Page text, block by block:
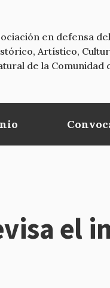
en defensa
Artístico,
de la Comunidad
el